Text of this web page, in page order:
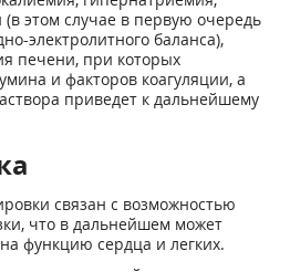
(в этом случае в первую очередь
электролитного баланса),
печени, при которых
и факторов коагуляции, а
приведет к дальнейшему
связан с возможностью
что в дальнейшем может
функцию сердца и легких.